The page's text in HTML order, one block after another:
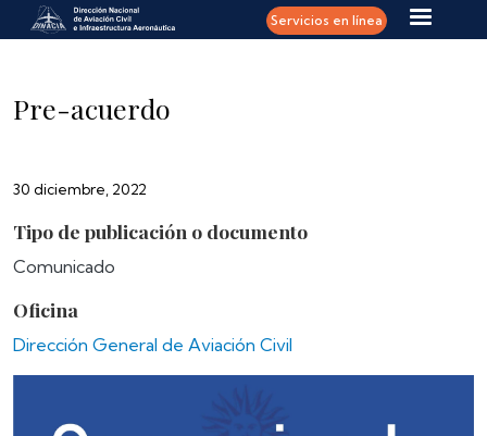
Pasar al contenido principal Servicios en línea
Pre-acuerdo
30 diciembre, 2022
Tipo de publicación o documento
Comunicado
Oficina
Dirección General de Aviación Civil